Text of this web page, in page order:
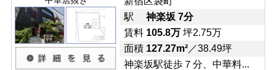
駅 神楽坂 7分
賃料 105.8万坪2.75万
面積 127.27m²／38.49坪
神楽坂駅徒歩７分、中華料...